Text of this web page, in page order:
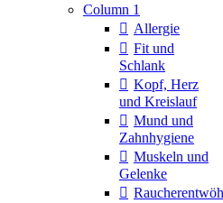
Column 1
Allergie
Fit und
Schlank
Kopf, Herz
und Kreislauf
Mund und
Zahnhygiene
Muskeln und
Gelenke